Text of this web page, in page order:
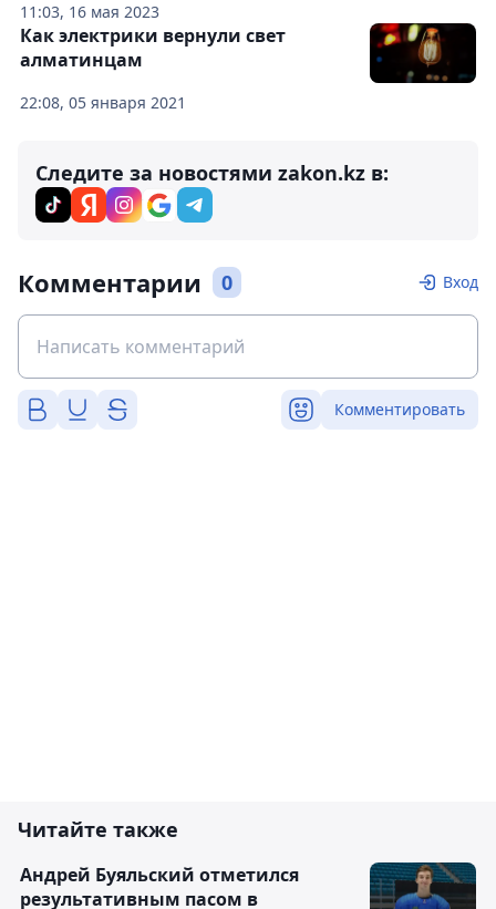
11:03, 16 мая 2023
22:08, 05 января 2021
Как электрики вернули свет
алматинцам
Следите за новостями zakon.kz в:
Комментарии 0 Вход
Комментировать
Читайте также
Андрей Буяльский отметился
результативным пасом в